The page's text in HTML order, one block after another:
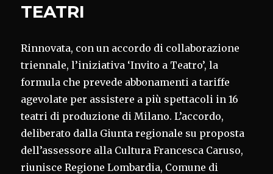
TEATRI
Rinnovata, con un accordo di collaborazione
triennale, l’iniziativa ‘Invito a Teatro’, la
formula che prevede abbonamenti a tariffe
agevolate per assistere a più spettacoli in 16
teatri di produzione di Milano. L’accordo,
deliberato dalla Giunta regionale su proposta
dell’assessore alla Cultura Francesca Caruso,
riunisce Regione Lombardia, Comune di